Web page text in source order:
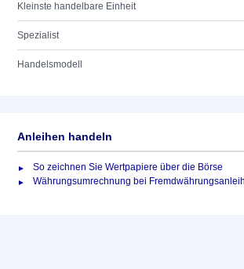
Kleinste handelbare Einheit
Spezialist
Handelsmodell
Anleihen handeln
So zeichnen Sie Wertpapiere über die Börse
Währungsumrechnung bei